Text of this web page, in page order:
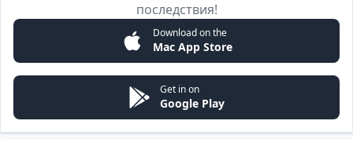
последствия!
Download on the
Mac App Store
Get in on
Google Play